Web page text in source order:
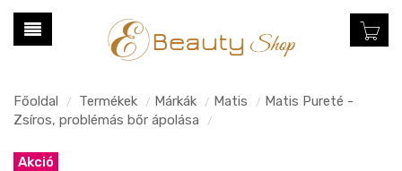
Főoldal / Termékek / Márkák / Matis / Matis Pureté -
Zsíros, problémás bőr ápolása
/
Akció